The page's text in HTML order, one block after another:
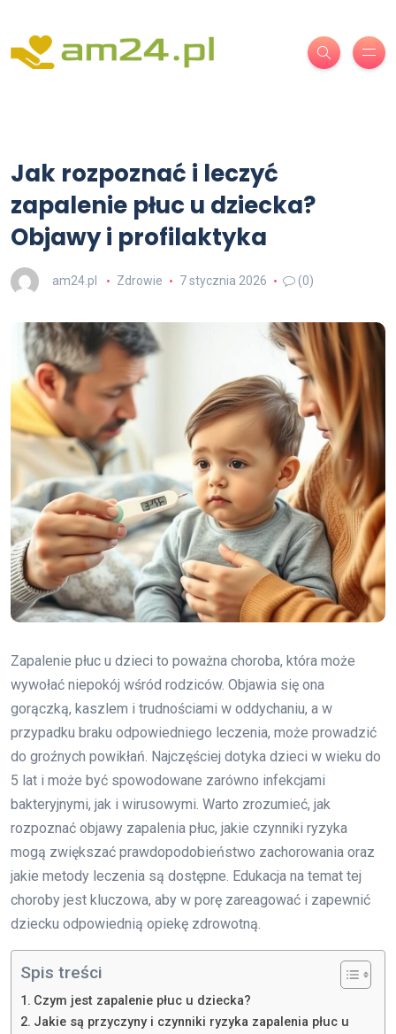
Jak rozpoznać i leczyć
zapalenie płuc u dziecka?
Objawy i profilaktyka
am24.pl Zdrowie 7 stycznia 2026 (0)
Zapalenie płuc u dzieci to poważna choroba, która może
wywołać niepokój wśród rodziców. Objawia się ona
gorączką, kaszlem i trudnościami w oddychaniu, a w
przypadku braku odpowiedniego leczenia, może prowadzić
do groźnych powikłań. Najczęściej dotyka dzieci w wieku do
5 lat i może być spowodowane zarówno infekcjami
bakteryjnymi, jak i wirusowymi. Warto zrozumieć, jak
rozpoznać objawy zapalenia płuc, jakie czynniki ryzyka
mogą zwiększać prawdopodobieństwo zachorowania oraz
jakie metody leczenia są dostępne. Edukacja na temat tej
choroby jest kluczowa, aby w porę zareagować i zapewnić
dziecku odpowiednią opiekę zdrowotną.
Spis treści
Czym jest zapalenie płuc u dziecka?
Jakie są przyczyny i czynniki ryzyka zapalenia płuc u